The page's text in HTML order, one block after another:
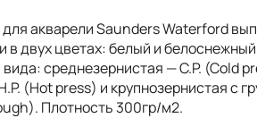
акварели Saunders Waterford
в двух цветах: белый и
среднезернистая — C.P. (Cold
(Hot press) и крупнозернистая с
Плотность 300гр/м2.